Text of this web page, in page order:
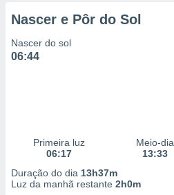
Nascer e Pôr do Sol
Nascer do sol
06:44
Primeira luz
06:17
Meio-dia
13:33
Duração do dia 13h37m
Luz da manhã restante 2h0m